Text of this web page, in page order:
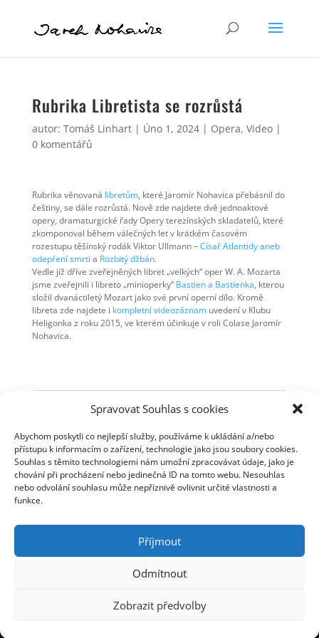
Spravovat Souhlas s cookies
Abychom poskytli co nejlepší služby, používáme k ukládání a/nebo
přístupu k informacím o zařízení, technologie jako jsou soubory cookies.
Souhlas s těmito technologiemi nám umožní zpracovávat údaje, jako je
chování při procházení nebo jedinečná ID na tomto webu. Nesouhlas
nebo odvolání souhlasu může nepříznivě ovlivnit určité vlastnosti a
funkce.
Příjmout
Odmítnout
Zobrazit předvolby
Rubrika Libretista se rozrůstá
autor: Tomáš Linhart| Úno 1, 2024| Opera, Video|
0 komentářů
Rubrika věnovaná libretům, které Jaromír Nohavica přebásnil do
češtiny, se dále rozrůstá. Nově zde najdete dvě jednoaktové
opery, dramaturgické řady Opery terezínských skladatelů, které
zkomponoval během válečných let v krátkém časovém
rozestupu těšínský rodák Viktor Ullmann –Císař Atlantidy aneb
odepření smrti a Rozbitý džbán.
Vedle již dříve zveřejněných libret „velkých“ oper W. A. Mozarta
jsme zveřejnili i libreto „minioperky“ Bastien a Bastienka, kterou
složil dvanáctiletý Mozart jako své první operní dílo. Kromě
libreta zde najdete i kompletní videozáznamuvedení v Klubu
Heligonka z roku 2015, ve kterém účinkuje v roli Colase Jaromír
Nohavica.
Novinky
Jarek Nohavica s cimbálovou muzikou
Jarek Nohavica na Slovensku
Dva listopadové koncerty v Plzni
Linhart | Webhosting: ha-vel |Webarchivováno